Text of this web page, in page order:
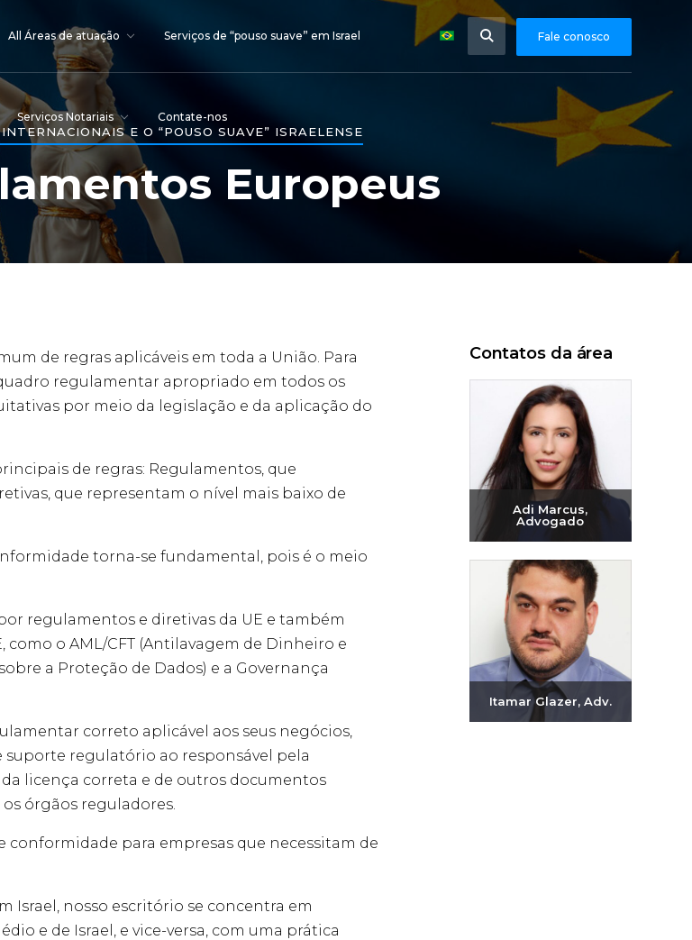
All Áreas de atuação Serviços de “pouso suave” em Israel
Serviços Notariais Contate-nos
Fale conosco
E O “POUSO SUAVE” ISRAELENSE
Europeus
de regras aplicáveis ​​em toda a União. Para
regulamentar apropriado em todos os
por meio da legislação e da aplicação do
de regras: Regulamentos, que
que representam o nível mais baixo de
torna-se fundamental, pois é o meio
regulamentos e diretivas da UE e também
o AML/CFT (Antilavagem de Dinheiro e
a Proteção de Dados) e a Governança
correto aplicável aos seus negócios,
regulatório ao responsável pela
licença correta e de outros documentos
órgãos reguladores.
conformidade para empresas que necessitam de
Israel, nosso escritório se concentra em
e de Israel, e vice-versa, com uma prática
Contatos da área
Adi Marcus,
Advogado
Enviar e-mail
+972-3-6093609
Itamar Glazer, Adv.